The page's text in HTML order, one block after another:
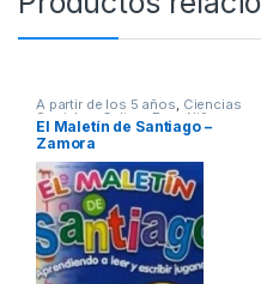
A partir de los 5 años, Ciencias
Sociales, Cultura Para Niños
Educación y Pedagogía,Infantil
Interes General
El Maletín de Santiago –
Zamora